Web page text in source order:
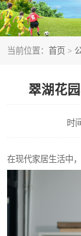
当前位置： 首页 >
翠湖花
时
在现代家居生活中